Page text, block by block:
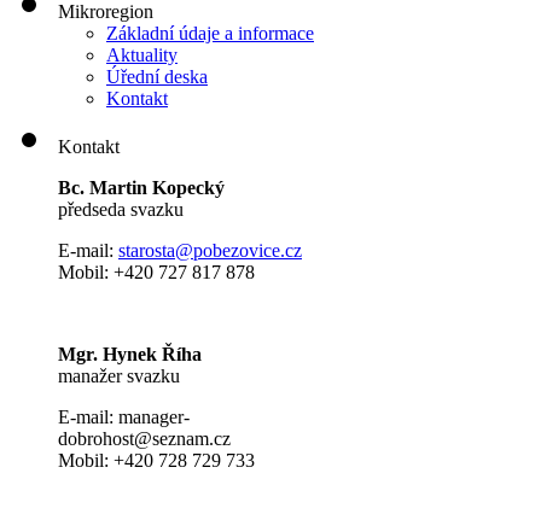
Mikroregion
Základní údaje a informace
Aktuality
Úřední deska
Kontakt
Kontakt
Bc. Martin Kopecký
předseda svazku
E-mail: starosta@pobezovice.cz
Mobil: +420 727 817 878
Mgr. Hynek Říha
manažer svazku
E-mail: manager-
dobrohost@seznam.cz
Mobil: +420 728 729 733